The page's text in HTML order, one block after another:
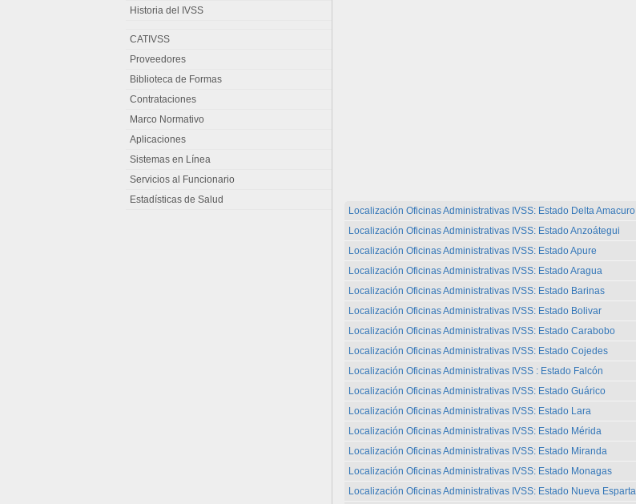
Localización Oficinas Administrativas IVSS: Estado Delta Amacuro
Localización Oficinas Administrativas IVSS: Estado Anzoátegui
Localización Oficinas Administrativas IVSS: Estado Apure
Localización Oficinas Administrativas IVSS: Estado Aragua
Localización Oficinas Administrativas IVSS: Estado Barinas
Localización Oficinas Administrativas IVSS: Estado Bolivar
Localización Oficinas Administrativas IVSS: Estado Carabobo
Localización Oficinas Administrativas IVSS: Estado Cojedes
Localización Oficinas Administrativas IVSS : Estado Falcón
Localización Oficinas Administrativas IVSS: Estado Guárico
Localización Oficinas Administrativas IVSS: Estado Lara
Localización Oficinas Administrativas IVSS: Estado Mérida
Localización Oficinas Administrativas IVSS: Estado Miranda
Localización Oficinas Administrativas IVSS: Estado Monagas
Localización Oficinas Administrativas IVSS: Estado Nueva Esparta
Historia del IVSS
CATIVSS
Proveedores
Biblioteca de Formas
Contrataciones
Marco Normativo
Aplicaciones
Sistemas en Línea
Servicios al Funcionario
Estadísticas de Salud